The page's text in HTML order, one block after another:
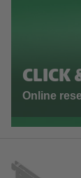
CLICK
Online